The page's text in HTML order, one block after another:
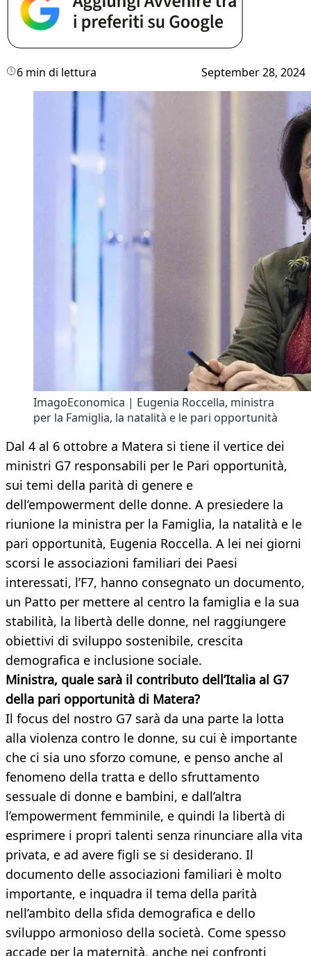
6 min di lettura September 28, 2024
ImagoEconomica | Eugenia Roccella, ministra
per la Famiglia, la natalità e le pari opportunità
Dal 4 al 6 ottobre a Matera si tiene il vertice dei
ministri G7 responsabili per le Pari opportunità,
sui temi della parità di genere e
dell’empowerment delle donne. A presiedere la
riunione la ministra per la Famiglia, la natalità e le
pari opportunità, Eugenia Roccella. A lei nei giorni
scorsi le associazioni familiari dei Paesi
interessati, l’F7, hanno consegnato un documento,
un Patto per mettere al centro la famiglia e la sua
stabilità, la libertà delle donne, nel raggiungere
obiettivi di sviluppo sostenibile, crescita
demografica e inclusione sociale.
Ministra, quale sarà il contributo dell’Italia al G7
della pari opportunità di Matera?
Il focus del nostro G7 sarà da una parte la lotta
alla violenza contro le donne, su cui è importante
che ci sia uno sforzo comune, e penso anche al
fenomeno della tratta e dello sfruttamento
sessuale di donne e bambini, e dall’altra
l’empowerment femminile, e quindi la libertà di
esprimere i propri talenti senza rinunciare alla vita
privata, e ad avere figli se si desiderano. Il
documento delle associazioni familiari è molto
importante, e inquadra il tema della parità
nell’ambito della sfida demografica e dello
sviluppo armonioso della società. Come spesso
accade per la maternità, anche nei confronti